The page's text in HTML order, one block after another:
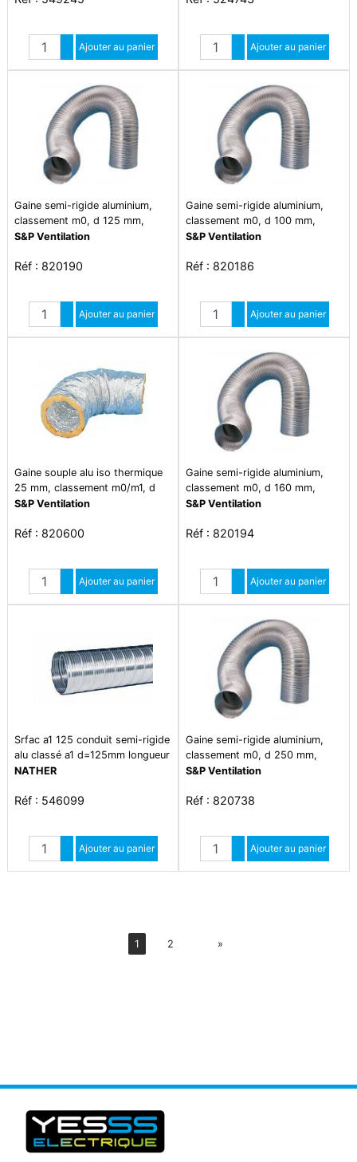
Quantité
Augmenter quantité
Diminuer quantité
Ajouter au panier Quantité
Augmenter quantité
Diminuer quantité
Ajouter au panier
Gaine semi-rigide aluminium,
classement m0, d 125 mm,
longueur 3 m - ga 125
S&P Ventilation
Réf : 820190
Quantité
Augmenter quantité
Diminuer quantité
Ajouter au panier
Gaine semi-rigide aluminium,
classement m0, d 100 mm,
longueur 3 m - ga 100
S&P Ventilation
Réf : 820186
Quantité
Augmenter quantité
Diminuer quantité
Ajouter au panier
Gaine souple alu iso thermique
25 mm, classement m0/m1, d
200 mm, longueur 10 m - gsi
S&P Ventilation
Réf : 820600
Quantité
Augmenter quantité
Diminuer quantité
Ajouter au panier
Gaine semi-rigide aluminium,
classement m0, d 160 mm,
longueur 3 m - ga 160
S&P Ventilation
Réf : 820194
Quantité
Augmenter quantité
Diminuer quantité
Ajouter au panier
Srfac a1 125 conduit semi-rigide
alu classé a1 d=125mm longueur
= 3000mm
NATHER
Réf : 546099
Quantité
Augmenter quantité
Diminuer quantité
Ajouter au panier
Gaine semi-rigide aluminium,
classement m0, d 250 mm,
longueur 3 m - ga 250
S&P Ventilation
Réf : 820738
Quantité
Augmenter quantité
Diminuer quantité
Ajouter au panier
1 2 »Suiv